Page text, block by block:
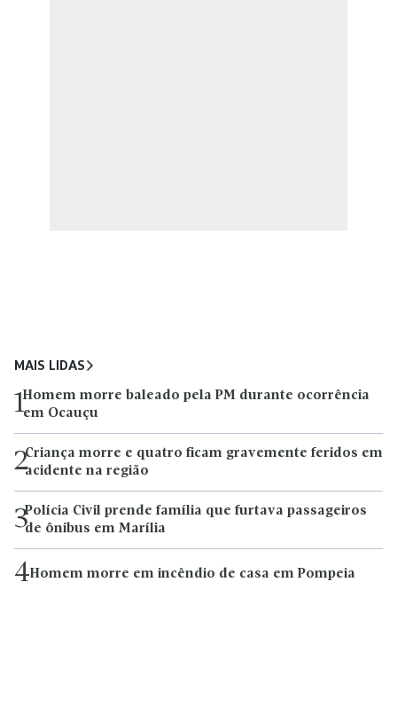
MAIS LIDAS
1Homem morre baleado pela PM durante ocorrência
em Ocauçu
2Criança morre e quatro ficam gravemente feridos em
acidente na região
3Polícia Civil prende família que furtava passageiros
de ônibus em Marília
4Homem morre em incêndio de casa em Pompeia